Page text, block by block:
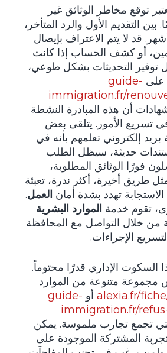
توقع مخاطر الوثائق غير
التقديم الأول والرد المتأخر،
قد لا يتم الاعتراف بإيصال
أو كشف الحساب إذا كانت
توفير التحديثات بشكل طوعي،
على guide-
immigration.fr/
أن هذه المبادرة النشطة
تسريع الأمور. يتلقى بعض
إلكتروني تعلمهم بأنه في
حديثة، سيظل الطلب
فورًا الوثائق المطلوبة،
طريق أخيرة، أكثر ندرة، تعبئة
تهدد بشدة أمان العمل.
تقوم خدمة الموارد البشرية
من خلال التواصل مع المحافظة
الإجراءات.
السكوت الإداري قدرًا محتوماً.
مجموعة متنوعة من الموارد
alexia.fr/fiche/ أو guide-
immigration.fr/
تجمع تجارب ملموسة. يمكن
المشتركة الموجودة على